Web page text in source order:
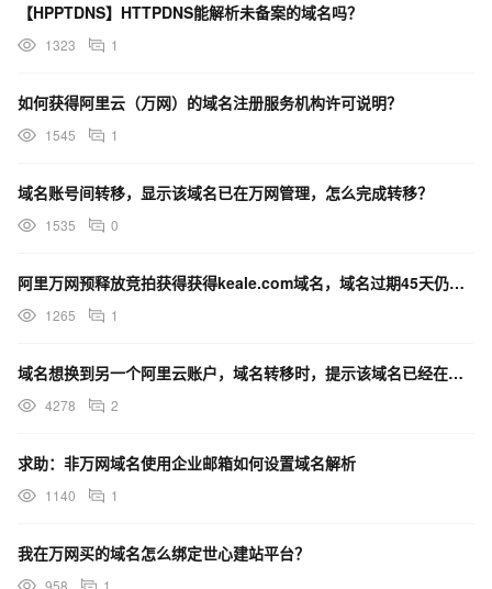
【HPPTDNS】HTTPDNS能解析未备案的域名吗？
1323 1
如何获得阿里云（万网）的域名注册服务机构许可说明？
1545 1
域名账号间转移，显示该域名已在万网管理，怎么完成转移？
1535 0
阿里万网预释放竞拍获得获得keale.com域名，域名过期45天仍线下回购被取消订单？公正性何在？
1265 1
域名想换到另一个阿里云账户，域名转移时，提示该域名已经在万网管理，如何操作
4278 2
求助：非万网域名使用企业邮箱如何设置域名解析
1140 1
我在万网买的域名怎么绑定世心建站平台？
958 1